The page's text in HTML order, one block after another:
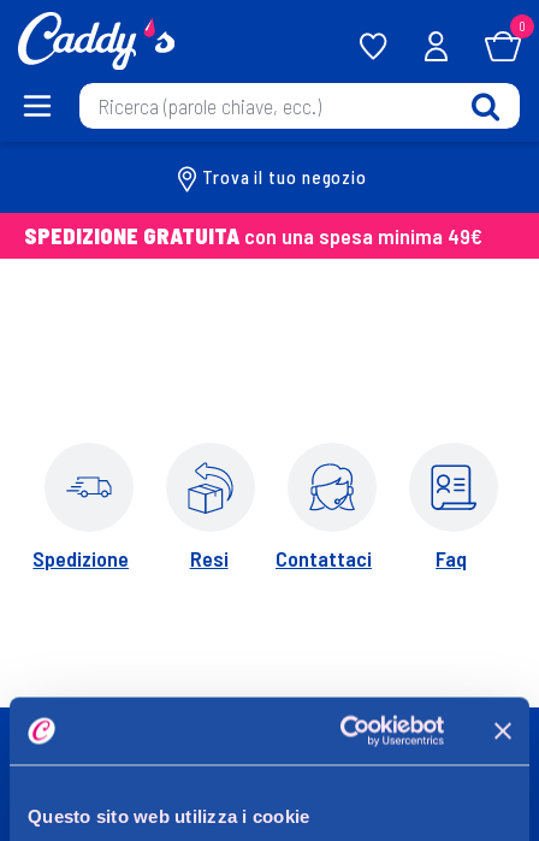
Questo sito web utilizza i cookie
0
Trova il tuo negozio
SPEDIZIONE GRATUITA con una spesa minima 49€
Spedizione Resi Contattaci Faq
CADDY'S